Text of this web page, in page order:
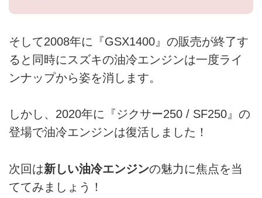
そして2008年に『GSX1400』の販売が終了す
ると同時にスズキの油冷エンジンは一度ライ
ンナップから姿を消します。
しかし、2020年に『ジクサー250 / SF250』の
登場で油冷エンジンは復活しました！
次回は新しい油冷エンジンの魅力に焦点を当
ててみましょう！